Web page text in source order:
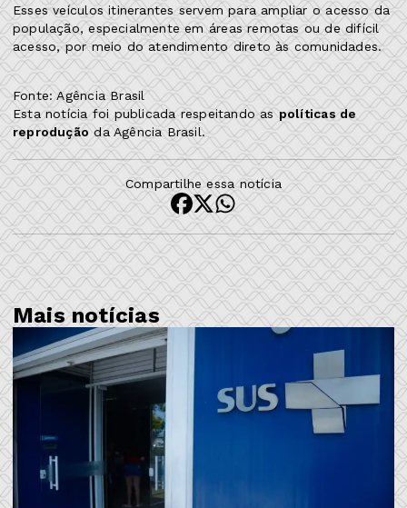
Esses veículos itinerantes servem para ampliar o acesso da
população, especialmente em áreas remotas ou de difícil
acesso, por meio do atendimento direto às comunidades.
Fonte: Agência Brasil
Esta notícia foi publicada respeitando as políticas de
reproduçãoda Agência Brasil.
Compartilhe essa notícia
Mais notícias